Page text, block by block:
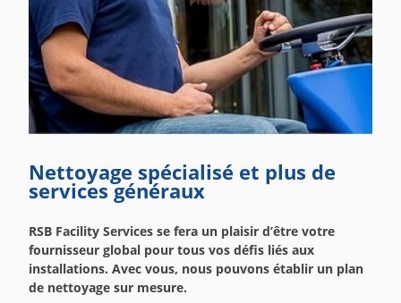
Nettoyage spécialisé et plus de
services généraux
RSB Facility Services se fera un plaisir d’être votre
fournisseur global pour tous vos défis liés aux
installations. Avec vous, nous pouvons établir un plan
de nettoyage sur mesure.